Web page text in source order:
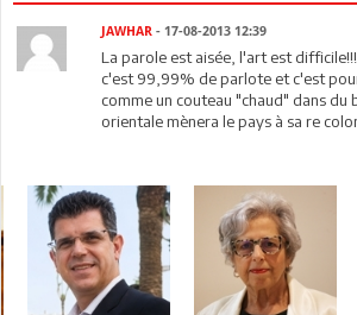
JAWHAR - 17-08-2013 12:39
La parole est aisée, l'art est
c'est 99,99% de parlote et c'est
comme un couteau "chaud" dans
orientale mènera le pays à sa re